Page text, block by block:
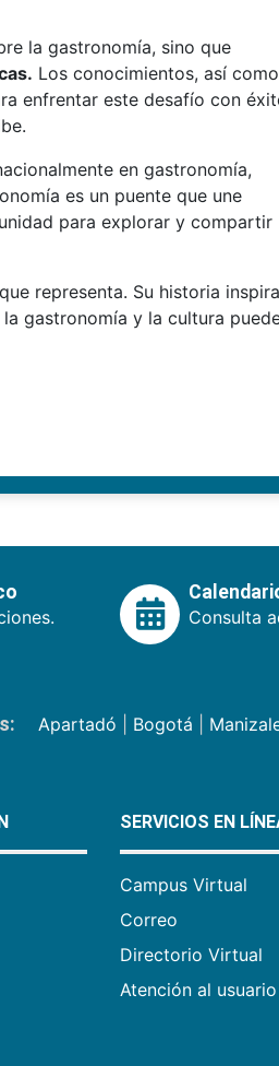
la gastronomía, sino que
Los conocimientos, así como
enfrentar este desafío con
en gastronomía,
es un puente que une
para explorar y compartir
representa. Su historia inspira
gastronomía y la cultura
Consulta
Apartadó Bogotá
SERVICIOS EN
Campus Virtual
Correo
Directorio Virtual
Atención al usuario